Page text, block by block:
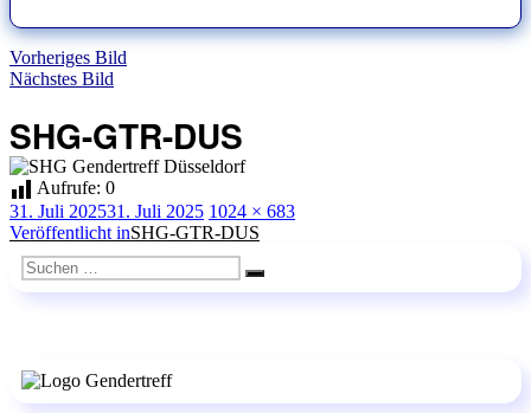
Vorheriges Bild
Nächstes Bild
SHG-GTR-DUS
Aufrufe: 0
Veröffentlicht
am
31. Juli 202531. Juli 2025 Originalgröße
1024 × 683
Beitragsnavigation
Veröffentlicht inSHG-GTR-DUS
Suchen
nach:
Suchen